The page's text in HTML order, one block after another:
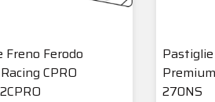
Freno Ferodo
CPRO
270NS